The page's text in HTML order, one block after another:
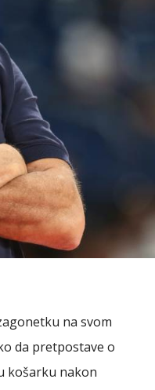
na svom
da pretpostave o
košarku nakon